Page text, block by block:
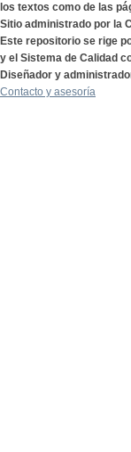
los textos como de las
Sitio administrado por la
Este repositorio se rige
y el Sistema de Calidad
Diseñador y
Contacto y asesoría